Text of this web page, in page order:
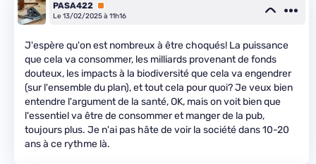
PASA422 Premium
Le 13/02/2025 à 11h16
J'espère qu'on est nombreux à être choqués! La puissance
que cela va consommer, les milliards provenant de fonds
douteux, les impacts à la biodiversité que cela va engendrer
(sur l'ensemble du plan), et tout cela pour quoi? Je veux bien
entendre l'argument de la santé, OK, mais on voit bien que
l'essentiel va être de consommer et manger de la pub,
toujours plus. Je n'ai pas hâte de voir la société dans 10-20
ans à ce rythme là.